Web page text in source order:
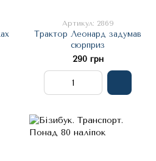
Артикул: 2869
Трактор Леонард задумав
сюрприз
290 грн